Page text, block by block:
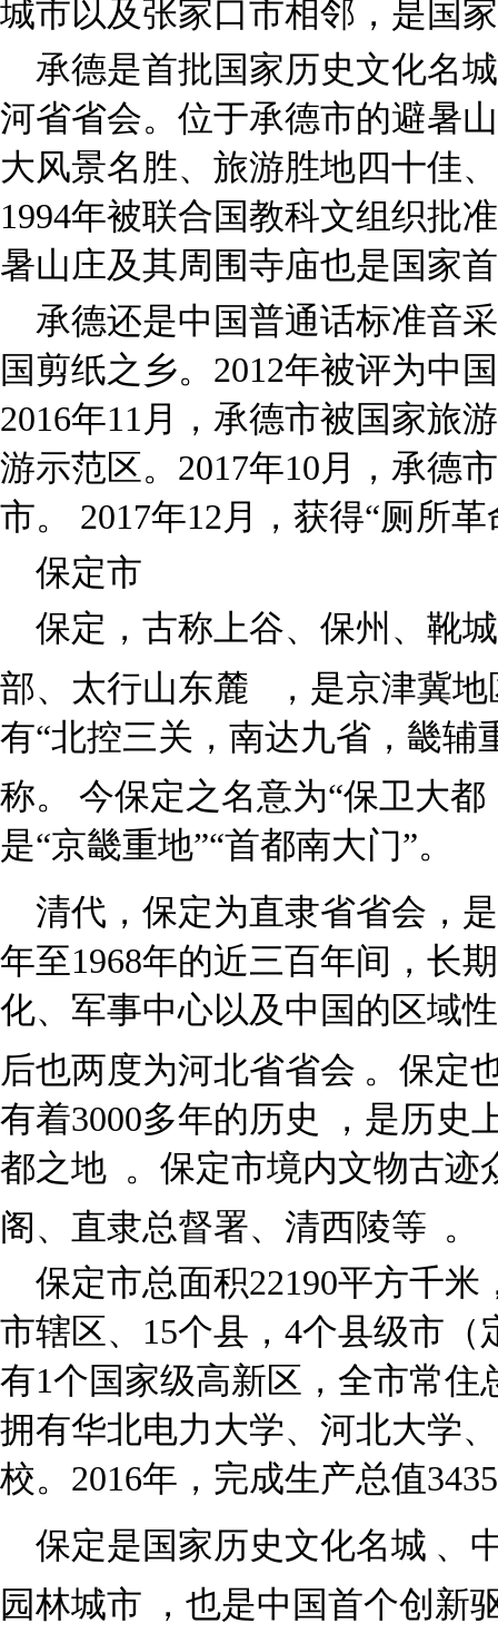
城市以及张家口市相邻，是国
承德是首批国家历史文化名
河省省会。位于承德市的避暑
大风景名胜、旅游胜地四十佳
1994年被联合国教科文组织批
暑山庄及其周围寺庙也是国家
承德还是中国普通话标准音
国剪纸之乡。2012年被评为中
2016年11月，承德市被国家旅
游示范区。2017年10月，承德
市。 2017年12月，获得“厕所
保定市
保定，古称上谷、保州、靴
部、太行山东麓
，是京津冀
有“北控三关，南达九省，畿辅
称。
今保定之名意为“保卫大
是“京畿重地”“首都南大门”。
清代，保定为直隶省省会，
年至1968年的近三百年间，长
化、军事中心以及中国的区域
后也两度为河北省省会 。保定
有着3000多年的历史 ，是历史
都之地 。保定市境内文物古迹
阁、直隶总督署、清西陵等 。
保定市总面积22190平方千米
市辖区、15个县，4个县级市
有1个国家级高新区，全市常住
拥有华北电力大学、河北大学
校。2016年，完成生产总值
保定是国家历史文化名城 、
园林城市
，也是中国首个创新